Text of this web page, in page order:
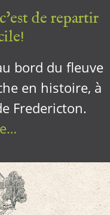
de repartir
bord du fleuve
en histoire, à
Fredericton.